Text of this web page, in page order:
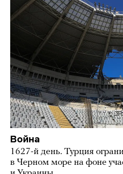
Война
1627-й день. Турция
в Черном море на фоне